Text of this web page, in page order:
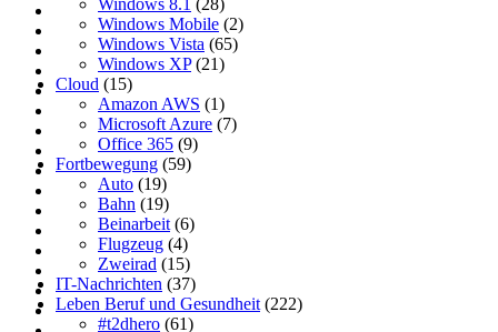
Windows Mobile (2)
Windows Vista (65)
Windows XP(21)
Cloud (15)
Amazon AWS (1)
Microsoft Azure (7)
Office 365 (9)
Fortbewegung (59)
Auto (19)
Bahn (19)
Beinarbeit (6)
Flugzeug (4)
Zweirad (15)
IT-Nachrichten (37)
Leben Beruf und Gesundheit (222)
#t2dhero (61)